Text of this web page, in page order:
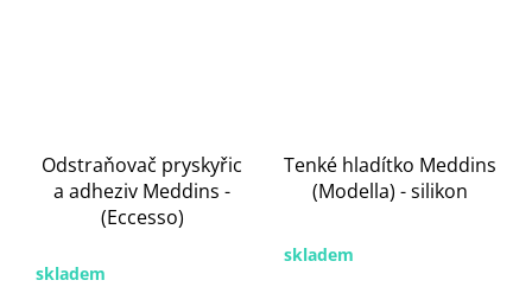
Odstraňovač pryskyřic
a adheziv Meddins -
(Eccesso)
skladem
Tenké hladítko Meddins
(Modella) - silikon
skladem